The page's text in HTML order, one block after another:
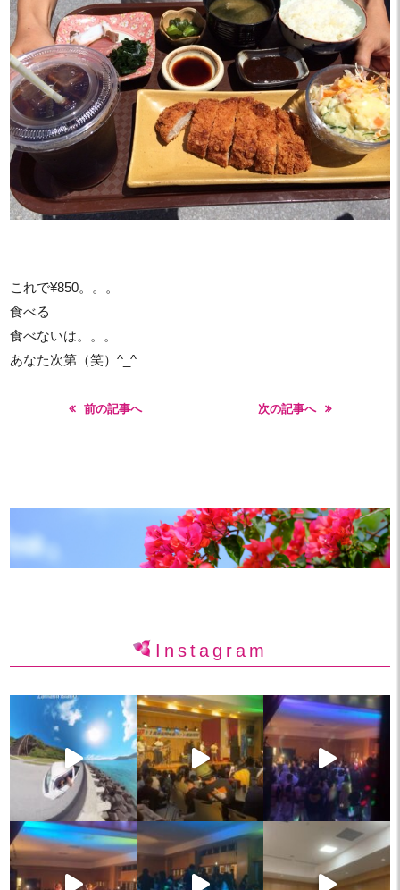
これで¥850。。。
食べる
食べないは。。。
あなた次第（笑）^_^
前の記事へ 次の記事へ
Instagram